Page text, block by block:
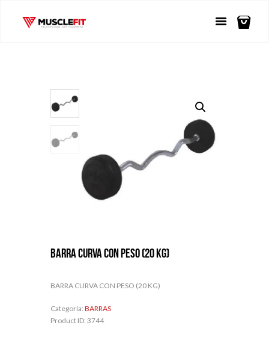
BARRA CURVA CON PESO (20 KG)
BARRA CURVA CON PESO (20 KG)
Categoría: BARRAS
Product ID: 3744